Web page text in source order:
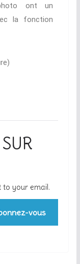
ont un
la fonction
to your email.
vous